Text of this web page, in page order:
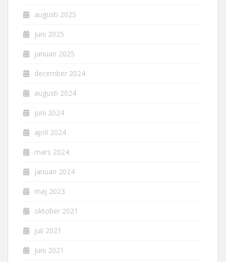
augusti 2025
juni 2025
januari 2025
december 2024
augusti 2024
juni 2024
april 2024
mars 2024
januari 2024
maj 2023
oktober 2021
juli 2021
juni 2021